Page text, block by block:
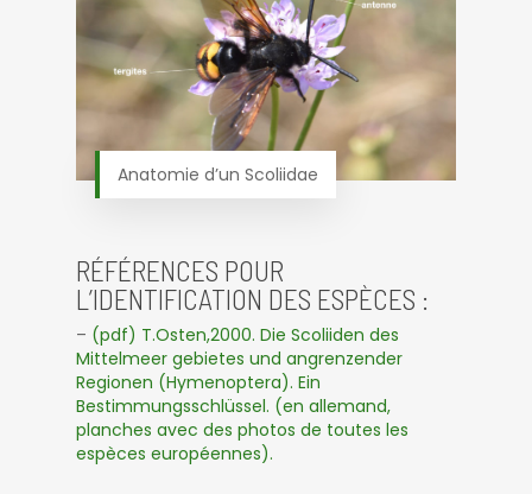
Anatomie d’un Scoliidae
RÉFÉRENCES POUR
L’IDENTIFICATION DES ESPÈCES :
– (pdf) T.Osten,2000. Die Scoliiden des
Mittelmeer gebietes und angrenzender
Regionen (Hymenoptera). Ein
Bestimmungsschlüssel. (en allemand,
planches avec des photos de toutes les
espèces européennes).